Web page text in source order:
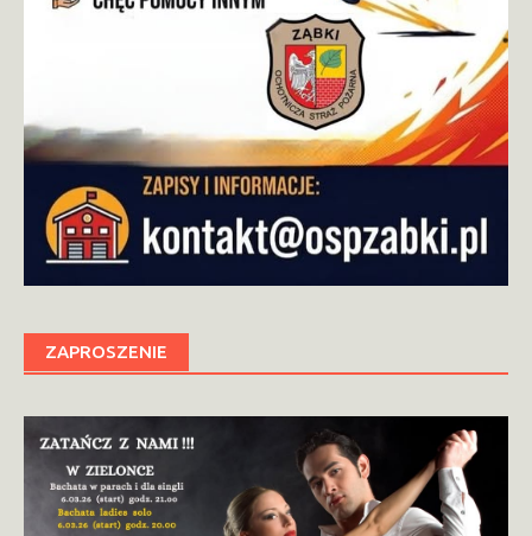
ZAPROSZENIE